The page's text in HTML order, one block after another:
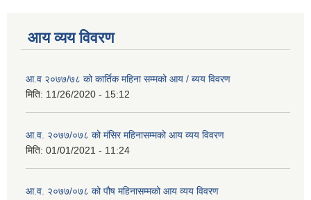
आय व्यय विवरण
आ.व २०७७/७८ को कार्तिक महिना सम्मको आय / ब्यय विवरण
मिति: 11/26/2020 - 15:12
आ.व. २०७७/०७८ को मंसिर महिनासम्मको आय व्यय विवरण
मिति: 01/01/2021 - 11:24
आ.व. २०७७/०७८ को पौष महिनासम्मको आय व्यय विवरण